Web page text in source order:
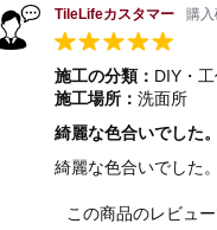
TileLifeカスタマー 購
施工の分類： DIY・
施工場所： 洗面所
綺麗な色合いでした
綺麗な色合いでした
この商品のレビュー